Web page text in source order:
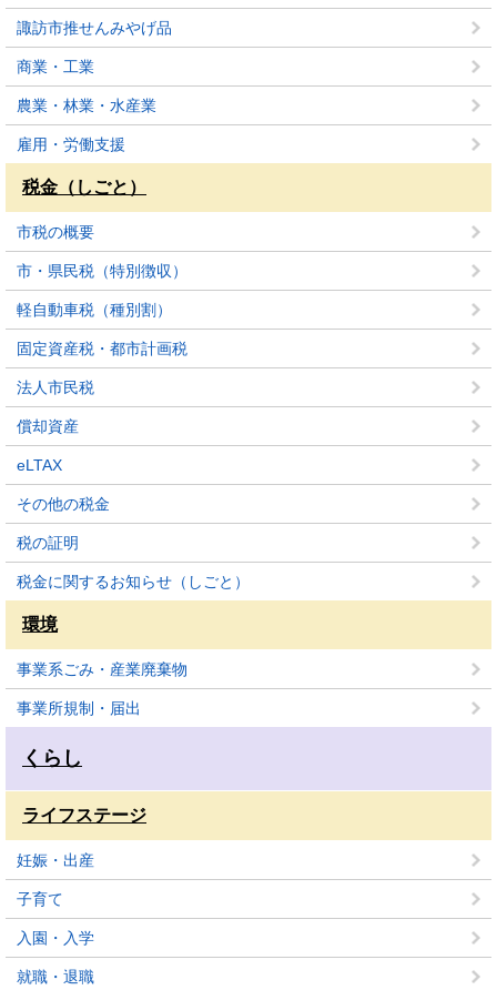
諏訪市推せんみやげ品
商業・工業
農業・林業・水産業
雇用・労働支援
税金（しごと）
市税の概要
市・県民税（特別徴収）
軽自動車税（種別割）
固定資産税・都市計画税
法人市民税
償却資産
eLTAX
その他の税金
税の証明
税金に関するお知らせ（しごと）
環境
事業系ごみ・産業廃棄物
事業所規制・届出
くらし
ライフステージ
妊娠・出産
子育て
入園・入学
就職・退職